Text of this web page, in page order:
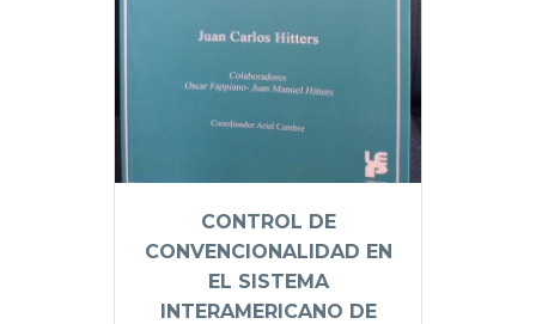
CONTROL DE
CONVENCIONALIDAD EN
EL SISTEMA
INTERAMERICANO DE